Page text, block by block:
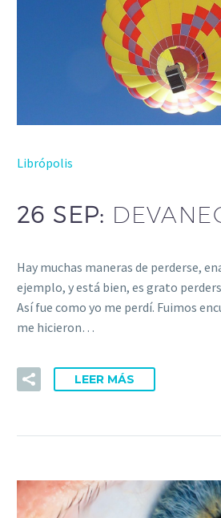
Librópolis
26 SEP:
Hay muchas maneras de perderse,
ejemplo, y está bien, es grato
Así fue como yo me perdí. Fuimos
me hicieron…
LEER MÁS